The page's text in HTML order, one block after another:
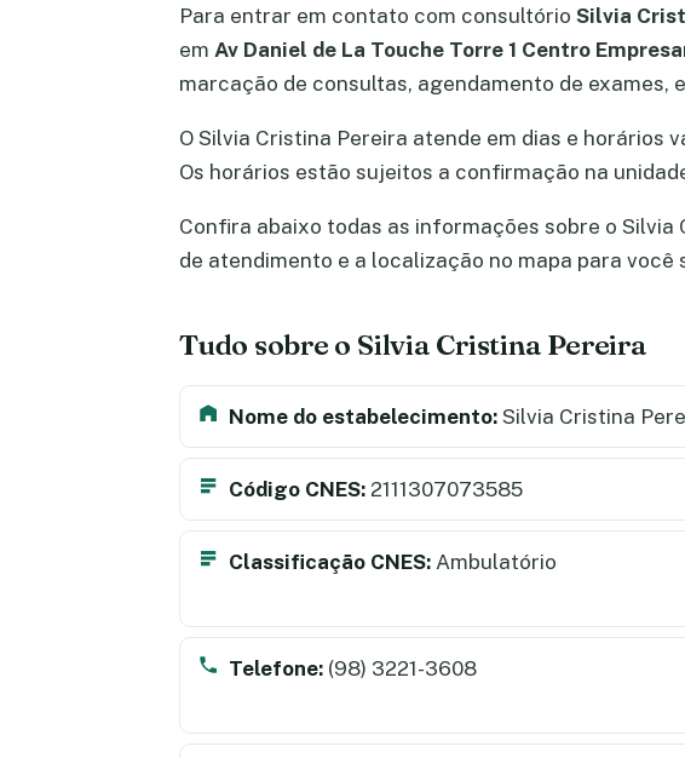
Para entrar em contato com consultório Silvia
em Av Daniel de La Touche Torre 1 Centro
marcação de consultas, agendamento de exames,
O Silvia Cristina Pereira atende em dias e
Os horários estão sujeitos a confirmação na
Confira abaixo todas as informações sobre o
de atendimento e a localização no mapa para você
Tudo sobre o Silvia Cristina Pereira
Nome do estabelecimento: Silvia Cristina
Código CNES: 2111307073585
Classificação CNES: Ambulatório
Telefone: (98) 3221-3608